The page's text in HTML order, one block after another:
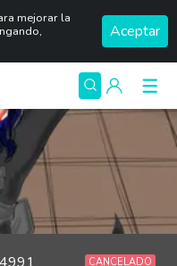
mejorar la
Aceptar
4991 CANCELADO